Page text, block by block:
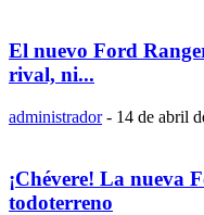
El nuevo Ford
rival, ni...
administrador - 14 de abril
¡Chévere! La nueva
todoterreno